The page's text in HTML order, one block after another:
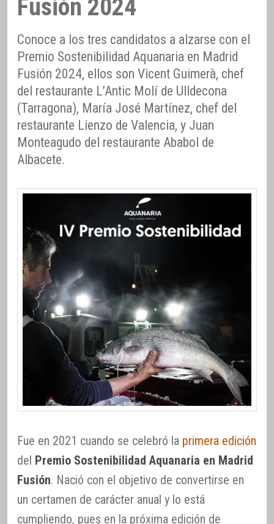
Fusión 2024
Conoce a los tres candidatos a alzarse con el
Premio Sostenibilidad Aquanaria en Madrid
Fusión 2024, ellos son Vicent Guimerà, chef
del restaurante L’Antic Molí de Ulldecona
(Tarragona), María José Martínez, chef del
restaurante Lienzo de Valencia, y Juan
Monteagudo del restaurante Ababol de
Albacete.
Fue en 2021 cuando se celebró la primera edición
del Premio Sostenibilidad Aquanaria en Madrid
Fusión. Nació con el objetivo de convertirse en
un certamen de carácter anual y lo está
cumpliendo, pues en la próxima edición de